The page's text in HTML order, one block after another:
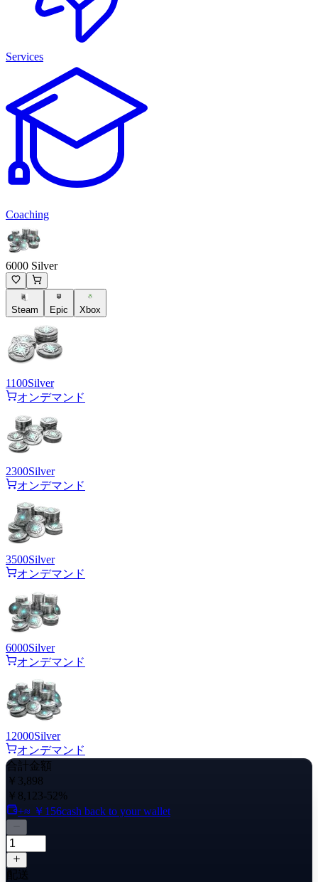
Services
Coaching
6000 Silver
Steam Epic Xbox
1100Silver
オンデマンド
2300Silver
オンデマンド
3500Silver
オンデマンド
6000Silver
オンデマンド
12000Silver
オンデマンド
合計金額
￥3,898
￥8,123-52%
+≈ ￥156cash back to your wallet
配送